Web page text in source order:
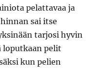
pelattavaa ja
sai itse
tarjosi hyvin
loputkaan pelit
kun pelien